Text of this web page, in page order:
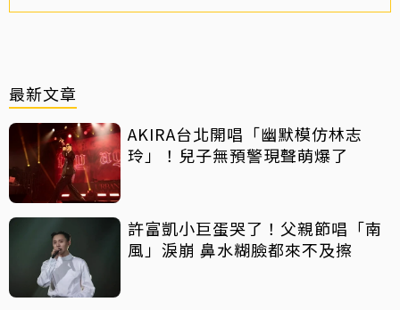
最新文章
AKIRA台北開唱「幽默模仿林志
玲」！兒子無預警現聲萌爆了
許富凱小巨蛋哭了！父親節唱「南
風」淚崩 鼻水糊臉都來不及擦